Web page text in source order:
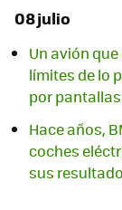
08 julio
Un avión
límites de lo
por
Hace años,
coches
sus